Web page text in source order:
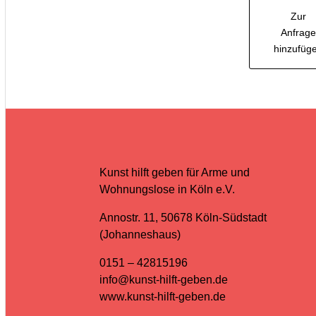
Zur
Anfrage
Kunst hilft geben für Arme und
Wohnungslose in Köln e.V.
Annostr. 11, 50678 Köln-Südstadt
(Johanneshaus)
0151 – 42815196
info@kunst-hilft-geben.de
www.kunst-hilft-geben.de